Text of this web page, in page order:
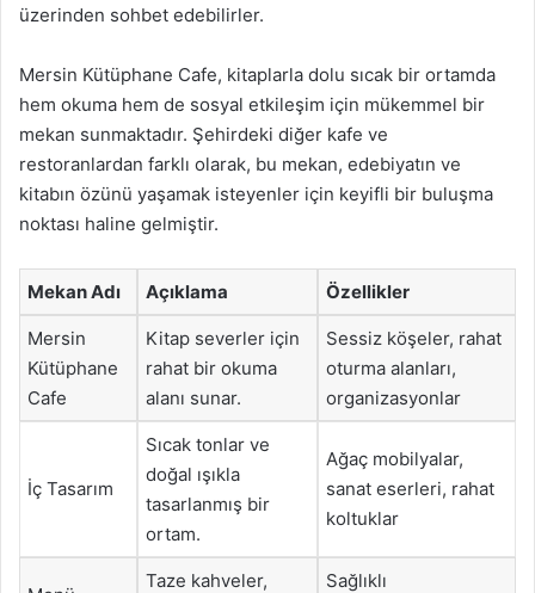
üzerinden sohbet edebilirler.
Mersin Kütüphane Cafe, kitaplarla dolu sıcak bir ortamda
hem okuma hem de sosyal etkileşim için mükemmel bir
mekan sunmaktadır. Şehirdeki diğer kafe ve
restoranlardan farklı olarak, bu mekan, edebiyatın ve
kitabın özünü yaşamak isteyenler için keyifli bir buluşma
noktası haline gelmiştir.
Mekan Adı Açıklama Özellikler
Mersin
Kütüphane
Cafe
Kitap severler için
rahat bir okuma
alanı sunar.
Sessiz köşeler, rahat
oturma alanları,
organizasyonlar
İç Tasarım
Sıcak tonlar ve
doğal ışıkla
tasarlanmış bir
ortam.
Ağaç mobilyalar,
sanat eserleri, rahat
koltuklar
Taze kahveler,
Sağlıklı